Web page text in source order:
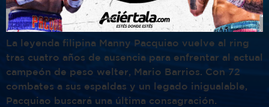
La leyenda filipina Manny Pacquiao vuelve al ring
tras cuatro años de ausencia para enfrentar al actual
campeón de peso welter, Mario Barrios. Con 72
combates a sus espaldas y un legado inigualable,
Pacquiao buscará una última consagración.